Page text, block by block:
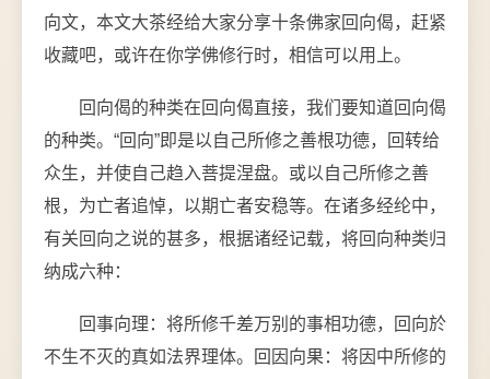
向文，本文大茶经给大家分享十条佛家回向偈，赶紧
收藏吧，或许在你学佛修行时，相信可以用上。
回向偈的种类在回向偈直接，我们要知道回向偈
的种类。“回向”即是以自己所修之善根功德，回转给
众生，并使自己趋入菩提涅盘。或以自己所修之善
根，为亡者追悼，以期亡者安稳等。在诸多经纶中，
有关回向之说的甚多，根据诸经记载，将回向种类归
纳成六种：
回事向理：将所修千差万别的事相功德，回向於
不生不灭的真如法界理体。回因向果：将因中所修的